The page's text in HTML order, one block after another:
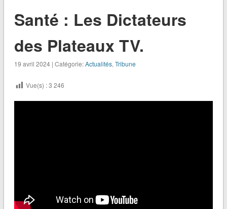
Santé : Les Dictateurs
des Plateaux TV.
19 avril 2024 | Catégorie:Actualités, Tribune
Vue(s) :3 246